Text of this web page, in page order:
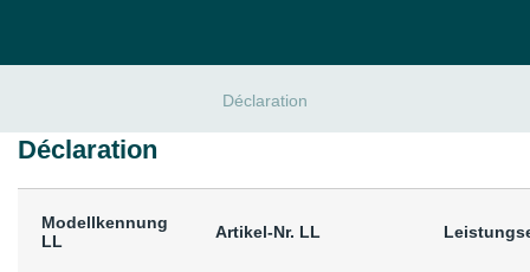
Déclaration
Déclaration
Modellkennung
LL
Artikel-Nr. LL